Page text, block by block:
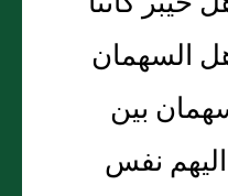
السهمان
بين
نفس